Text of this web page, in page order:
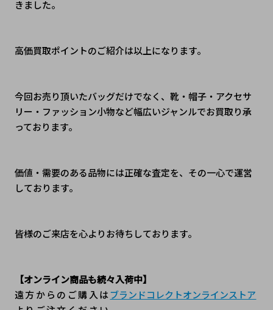
きました。
高価買取ポイントのご紹介は以上になります。
今回お売り頂いたバッグだけでなく、靴・帽子・アクセサ
リー・ファッション小物など幅広いジャンルでお買取り承
っております。
価値・需要のある品物には正確な査定を、その一心で運営
しております。
皆様のご来店を心よりお待ちしております。
【オンライン商品も続々入荷中】
遠方からのご購入はブランドコレクトオンラインストア